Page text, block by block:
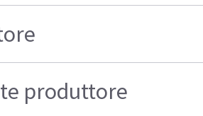
produttore